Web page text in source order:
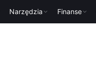
Narzędzia Finanse